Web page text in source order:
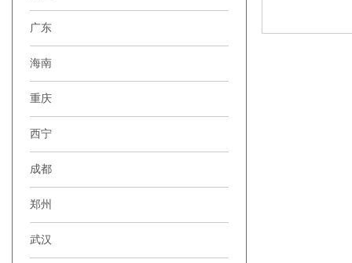
广东
海南
重庆
西宁
成都
郑州
武汉